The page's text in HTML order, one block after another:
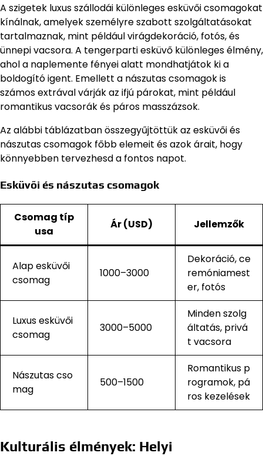
A szigetek luxus szállodái különleges esküvői csomagokat
kínálnak, amelyek személyre szabott szolgáltatásokat
tartalmaznak, mint például virágdekoráció, fotós, és
ünnepi vacsora. A tengerparti esküvő különleges élmény,
ahol a naplemente fényei alatt mondhatjátok ki a
boldogító igent. Emellett a nászutas csomagok is
számos extrával várják az ifjú párokat, mint például
romantikus vacsorák és páros masszázsok.
Az alábbi táblázatban összegyűjtöttük az esküvői és
nászutas csomagok főbb elemeit és azok árait, hogy
könnyebben tervezhesd a fontos napot.
Esküvői és nászutas csomagok
Csomag típ
usa
Ár (USD) Jellemzők
Alap esküvői
csomag
1000–3000
Dekoráció, ce
remóniamest
er, fotós
Luxus esküvői
csomag
3000–5000
Minden szolg
áltatás, privá
t vacsora
Nászutas cso
mag
500–1500
Romantikus p
rogramok, pá
ros kezelések
Kulturális élmények: Helyi